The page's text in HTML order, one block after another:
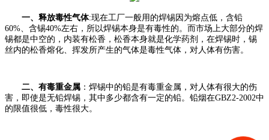
一、释放毒性气体:现在工厂一般用的焊锡因为熔点低，含铅
60%、含锡40%左右，所以焊锡本身是有毒性的。而市场上大部分的焊
锡都是中空的，内装有松香，松香本身就是化学药剂，在焊锡时，锡
丝内的松香熔化、挥发所产生的气体是毒性气体，对人体有伤害。
二、有毒重金属 ：焊锡中的铅是有毒重金属，对人体有很大的伤
害，即使是无铅焊锡，其中多少都含有一定的铅。铅烟在GBZ2-2002中
的限值很低，毒性很大。